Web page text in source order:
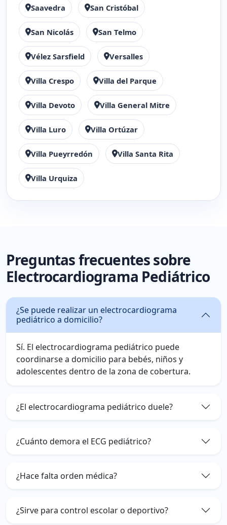
Saavedra San Cristóbal
San Nicolás San Telmo
Vélez Sarsfield Versalles
Villa Crespo Villa del Parque
Villa Devoto Villa General Mitre
Villa Luro Villa Ortúzar
Villa Pueyrredón Villa Santa Rita
Villa Urquiza
Preguntas frecuentes sobre
Electrocardiograma Pediátrico
¿Se puede realizar un electrocardiograma
pediátrico a domicilio?
Sí. El electrocardiograma pediátrico puede
coordinarse a domicilio para bebés, niños y
adolescentes dentro de la zona de cobertura.
¿El electrocardiograma pediátrico duele?
¿Cuánto demora el ECG pediátrico?
¿Hace falta orden médica?
¿Sirve para control escolar o deportivo?